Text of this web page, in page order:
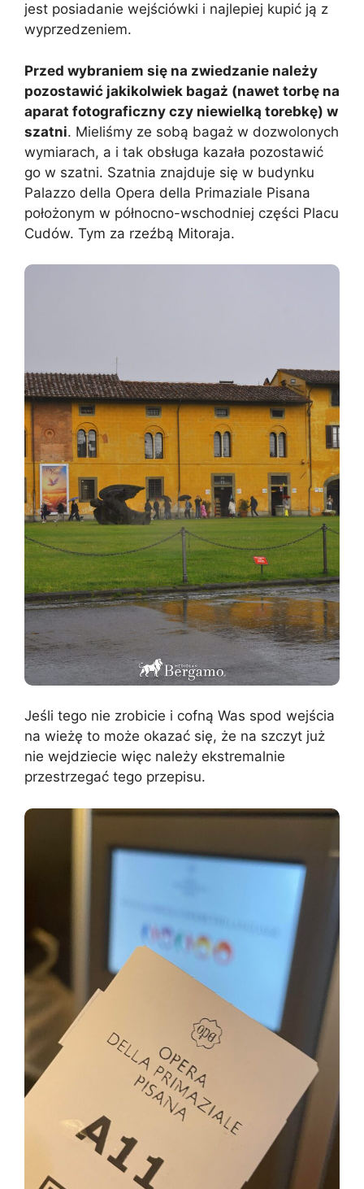
jest posiadanie wejściówki i najlepiej kupić ją z
wyprzedzeniem.
Przed wybraniem się na zwiedzanie należy
pozostawić jakikolwiek bagaż (nawet torbę na
aparat fotograficzny czy niewielką torebkę) w
szatni. Mieliśmy ze sobą bagaż w dozwolonych
wymiarach, a i tak obsługa kazała pozostawić
go w szatni. Szatnia znajduje się w budynku
Palazzo della Opera della Primaziale Pisana
położonym w północno-wschodniej części Placu
Cudów. Tym za rzeźbą Mitoraja.
Jeśli tego nie zrobicie i cofną Was spod wejścia
na wieżę to może okazać się, że na szczyt już
nie wejdziecie więc należy ekstremalnie
przestrzegać tego przepisu.